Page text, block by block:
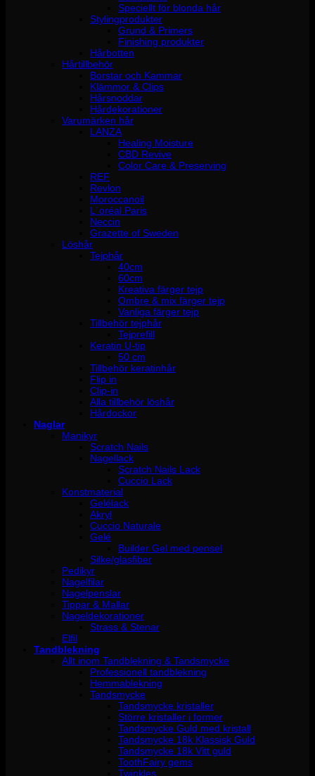
Speciellt för blonda hår
Stylingprodukter
Grund & Primers
Finishing produkter
Hårbotten
Hårtillbehör
Borstar och Kammar
Klämmor & Clips
Hårsnoddar
Hårdekorationer
Varumärken hår
LANZA
Healing Moisture
CBD Revive
Color Care & Preserving
REF
Revlon
Moroccanoil
L´oréal Paris
Neccin
Grazette of Sweden
Löshår
Tejphår
40cm
60cm
Kreativa färger tejp
Ombre & mix färger tejp
Vanliga färger tejp
Tillbehör tejphår
Tejprefill
Keratin U-tip
50 cm
Tillbehör keratinhår
Flip in
Clip-in
Alla tillbehör löshår
Hårdockor
Naglar
Manikyr
Scratch Nails
Nagellack
Scratch Nails Lack
Cuccio Lack
Konstmaterial
Gelélack
Akryl
Cuccio Naturale
Gelé
Builder Gel med pensel
Silke/glasfiber
Pedikyr
Nagelfilar
Nagelpenslar
Tippar & Mallar
Nageldekorationer
Strass & Stenar
Elfil
Tandblekning
Allt inom Tandblekning & Tandsmycke
Professionell tandblekning
Hemmablekning
Tandsmycke
Tandsmycke kristaller
Större kristaller i former
Tandsmycke Guld med kristall
Tandsmycke 18k Klassisk Guld
Tandsmycke 18k Vitt guld
ToothFairy gems
Twinkles